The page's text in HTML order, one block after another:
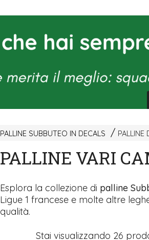
PALLINE SUBBUTEO IN DECALS PALLINE
PALLINE VARI
Esplora la collezione di palline
Ligue 1 francese e molte altre
qualità.
Stai visualizzando 26